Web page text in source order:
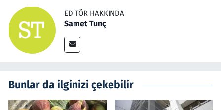
EDITÖR HAKKINDA
Samet Tunç
Bunlar da ilginizi çekebilir